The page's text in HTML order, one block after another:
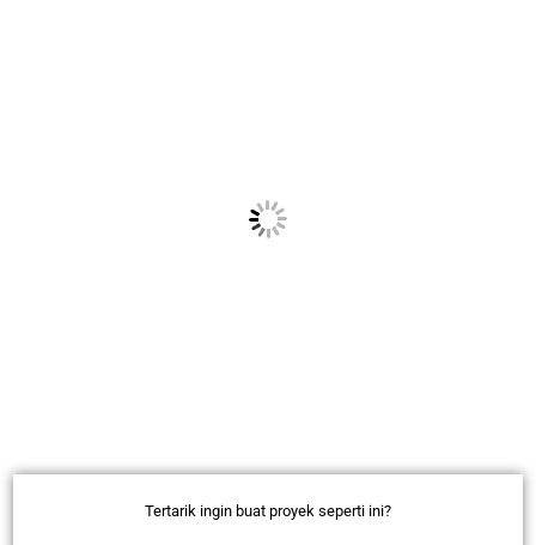
Tertarik ingin buat proyek seperti ini?